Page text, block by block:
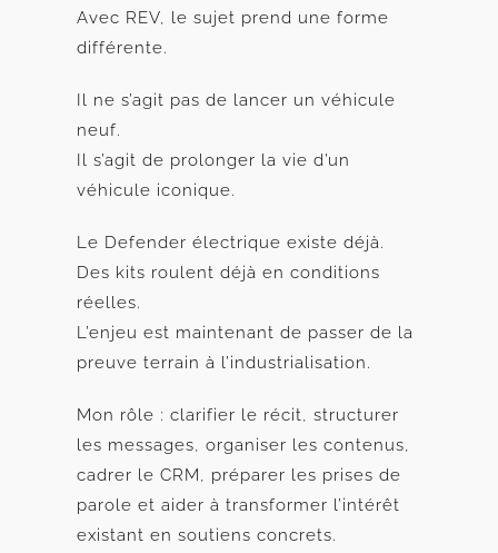
Avec REV, le sujet prend une forme
différente.
Il ne s’agit pas de lancer un véhicule
neuf.
Il s’agit de prolonger la vie d’un
véhicule iconique.
Le Defender électrique existe déjà.
Des kits roulent déjà en conditions
réelles.
L’enjeu est maintenant de passer de la
preuve terrain à l’industrialisation.
Mon rôle : clarifier le récit, structurer
les messages, organiser les contenus,
cadrer le CRM, préparer les prises de
parole et aider à transformer l’intérêt
existant en soutiens concrets.